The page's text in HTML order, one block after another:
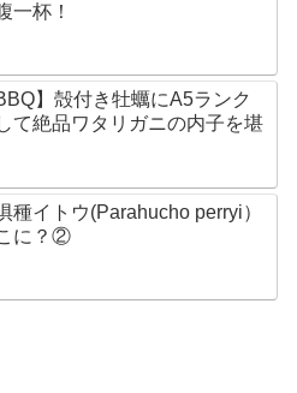
一杯！
】殻付き牡蠣にA5ランク
て絶品ワタリガニの内子を堪
種イトウ(Parahucho perryi）
に？②